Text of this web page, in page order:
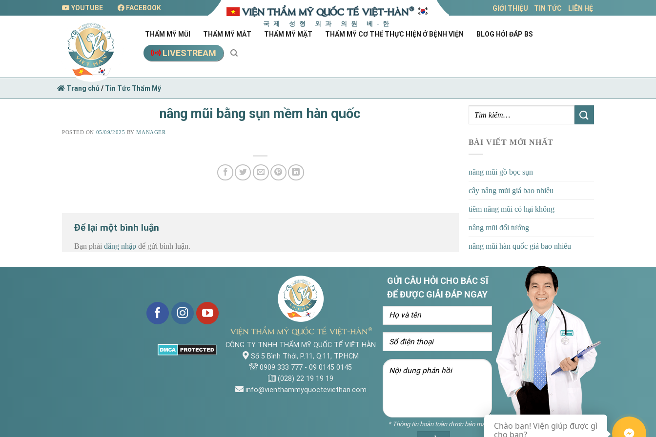
to
YOUTUBE FACEBOOK
국제 성형 외과 의원 베-한
GIỚI THIỆU TIN TỨC LIÊN HỆ
THẨM MỸ MŨI THẨM MỸ MẮT THẨM MỸ MẶT THẨM MỸ CƠ THỂ THỰC HIỆN Ở BỆNH VIỆN BLOG HỎI ĐÁP BS
LIVESTREAM
Trang chủ / Tin Tức Thẩm Mỹ
nâng mũi bằng sụn mềm hàn quốc
POSTED ON 05/09/2025 BYMANAGER
Để lại một bình luận
Bạn phải đăng nhập để gửi bình luận.
BÀI VIẾT MỚI NHẤT
nâng mũi gồ bọc sụn
cây nâng mũi giá bao nhiêu
tiêm nâng mũi có hại không
nâng mũi đổi tướng
nâng mũi hàn quốc giá bao nhiêu
CÔNG TY TNHH THẨM MỸ QUỐC TẾ VIỆT HÀN
Số 5 Bình Thới, P.11, Q.11, TP.HCM
0909 333 777 - 09 0145 0145
(028) 22 19 19 19
info@vienthammyquocteviethan.com
GỬI CÂU HỎI CHO BÁC SĨ
ĐỂ ĐƯỢC GIẢI ĐÁP NGAY
* Thông tin hoàn toàn được bảo mật
Chào bạn! Viện giúp được gì
cho bạn?